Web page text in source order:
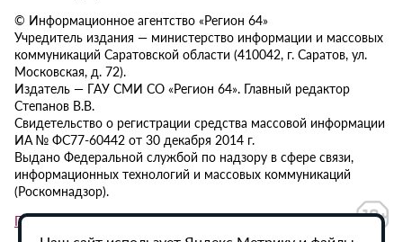
© Информационное агентство «Регион 64»
Учредитель издания — министерство информации и массовых
коммуникаций Саратовской области (410042, г. Саратов, ул.
Московская, д. 72).
Издатель — ГАУ СМИ СО «Регион 64». Главный редактор
Степанов В.В.
Свидетельство о регистрации средства массовой информации
ИА № ФС77-60442 от 30 декабря 2014 г.
Выдано Федеральной службой по надзору в сфере связи,
информационных технологий и массовых коммуникаций
(Роскомнадзор).
Политика в отношении обработки персональных данных